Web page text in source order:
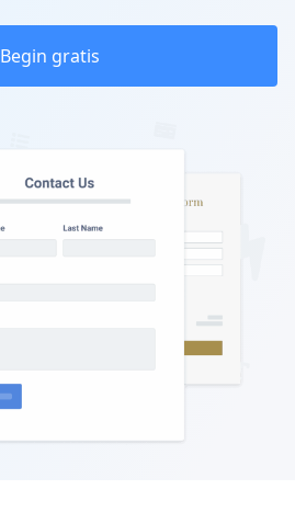
Begin gratis